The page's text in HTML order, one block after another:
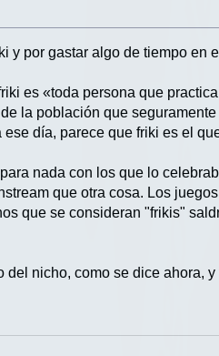
y por gastar algo de tiempo en
es «toda persona que
la población que
día, parece que friki es el
nada con los que lo
que otra cosa. Los
que se consideran "frikis"
nicho, como se dice ahora,